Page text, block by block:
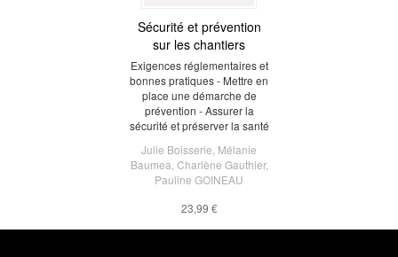
Sécurité et prévention
sur les chantiers
Exigences réglementaires et
bonnes pratiques - Mettre en
place une démarche de
prévention - Assurer la
sécurité et préserver la santé
Julie Boisserie Mélanie
Baumea Charlène Gauthier,
Pauline GOINEAU
23,99 €